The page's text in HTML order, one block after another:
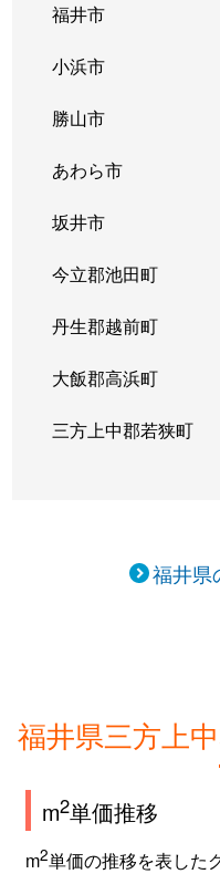
福井市
小浜市
勝山市
あわら市
坂井市
今立郡池田町
丹生郡越前町
大飯郡高浜町
三方上中郡若狭町
福井県
福井県三方上
m2単価推移
m2単価の推移を表した